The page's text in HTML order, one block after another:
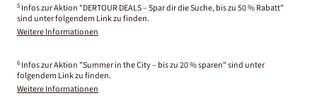
5 Infos zur Aktion "DERTOUR DEALS – Spar dir die Suche, bis zu 50 % Rabatt"
sind unter folgendem Link zu finden.
Weitere Informationen
6 Infos zur Aktion "Summer in the City – bis zu 20 % sparen" sind unter
folgendem Link zu finden.
Weitere Informationen